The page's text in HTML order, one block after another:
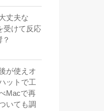
丈夫な
受けて反応
が使えオ
ットで工
Macで再
いても調